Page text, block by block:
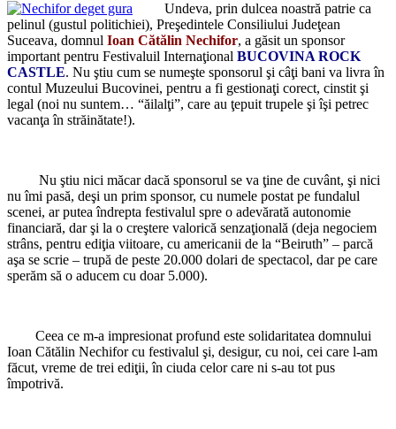
Undeva, prin dulcea noastră patrie ca
pelinul (gustul politichiei), Preşedintele Consiliului Judeţean
Suceava, domnul Ioan Cătălin Nechifor, a găsit un sponsor
important pentru Festivaluil Internaţional BUCOVINA ROCK
CASTLE. Nu ştiu cum se numeşte sponsorul şi câţi bani va livra în
contul Muzeului Bucovinei, pentru a fi gestionaţi corect, cinstit şi
legal (noi nu suntem… “ăilalţi”, care au ţepuit trupele şi îşi petrec
vacanţa în străinătate!).
Nu ştiu nici măcar dacă sponsorul se va ţine de cuvânt, şi nici
nu îmi pasă, deşi un prim sponsor, cu numele postat pe fundalul
scenei, ar putea îndrepta festivalul spre o adevărată autonomie
financiară, dar şi la o creştere valorică senzaţională (deja negociem
strâns, pentru ediţia viitoare, cu americanii de la “Beiruth” – parcă
aşa se scrie – trupă de peste 20.000 dolari de spectacol, dar pe care
sperăm să o aducem cu doar 5.000).
Ceea ce m-a impresionat profund este solidaritatea domnului
Ioan Cătălin Nechifor cu festivalul şi, desigur, cu noi, cei care l-am
făcut, vreme de trei ediţii, în ciuda celor care ni s-au tot pus
împotrivă.